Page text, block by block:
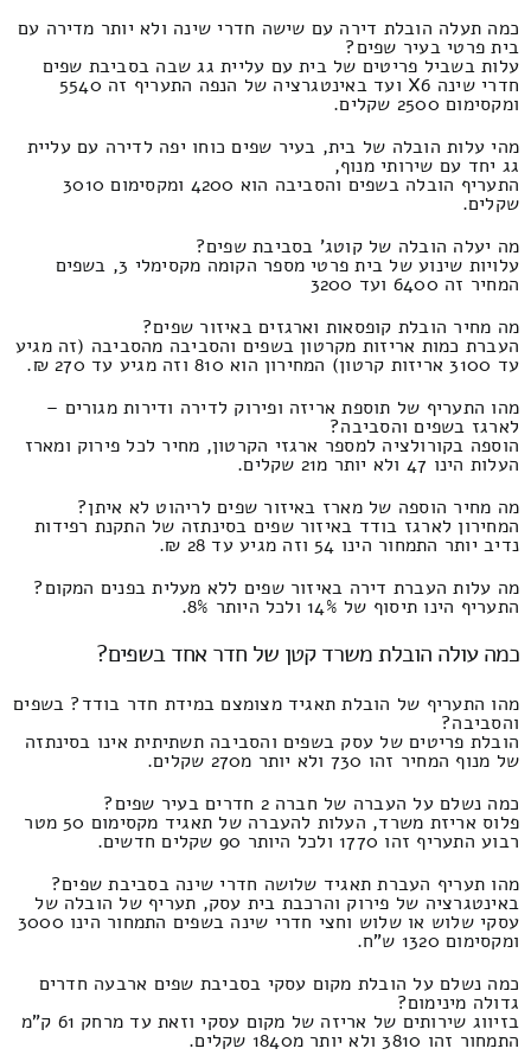
כמה תעלה הובלת דירה עם שישה חדרי שינה ולא יותר מדירה עם
בית פרטי בעיר שפים?
עלות בשביל פריטים של בית עם עליית גג שבה בסביבת שפים
חדרי שינה X6 ועד באינטגרציה של הנפה התעריף זה 5540
ומקסימום 2500 שקלים.
מהי עלות הובלה של בית, בעיר שפים כוחו יפה לדירה עם עליית
גג יחד עם שירותי מנוף,
התעריף הובלה בשפים והסביבה הוא 4200 ומקסימום 3010
שקלים.
מה יעלה הובלה של קוטג' בסביבת שפים?
עלויות שינוע של בית פרטי מספר הקומה מקסימלי 3, בשפים
המחיר זה 6400 ועד 3200
מה מחיר הובלת קופסאות וארגזים באיזור שפים?
העברת כמות אריזות מקרטון בשפים והסביבה מהסביבה (זה מגיע
עד 3100 אריזות קרטון) המחירון הוא 810 וזה מגיע עד 270 ₪.
מהו התעריף של תוספת אריזה ופירוק לדירה ודירות מגורים –
לארגז בשפים והסביבה?
הוספה בקורולציה למספר ארגזי הקרטון, מחיר לכל פירוק ומארז
העלות הינו 47 ולא יותר מ21 שקלים.
מה מחיר הוספה של מארז באיזור שפים לריהוט לא איתן?
המחירון לארגז בודד באיזור שפים בסינתזה של התקנת רפידות
נדיב יותר התמחור הינו 54 וזה מגיע עד 28 ₪.
מה עלות העברת דירה באיזור שפים ללא מעלית בפנים המקום?
התעריף הינו תיסוף של 14% ולכל היותר 8%.
כמה עולה הובלת משרד קטן של חדר אחד בשפים?
מהו התעריף של הובלת תאגיד מצומצם במידת חדר בודד? בשפים
והסביבה?
הובלת פריטים של עסק בשפים והסביבה תשתיתית אינו בסינתזה
של מנוף המחיר זהו 730 ולא יותר מ270 שקלים.
כמה נשלם על העברה של חברה 2 חדרים בעיר שפים?
פלוס אריזת משרד, העלות להעברה של תאגיד מקסימום 50 מטר
רבוע התעריף זהו 1770 ולכל היותר 90 שקלים חדשים.
מהו תעריף העברת תאגיד שלושה חדרי שינה בסביבת שפים?
באינטגרציה של פירוק והרכבת בית עסק, תעריף של הובלה של
עסקי שלוש או שלוש וחצי חדרי שינה בשפים התמחור הינו 3000
ומקסימום 1320 ש"ח.
כמה נשלם על הובלת מקום עסקי בסביבת שפים ארבעה חדרים
גדולה מינימום?
בזיווג שירותים של אריזה של מקום עסקי וזאת עד מרחק 61 ק"מ
התמחור זהו 3810 ולא יותר מ1840 שקלים.